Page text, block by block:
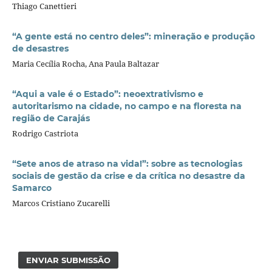
Thiago Canettieri
“A gente está no centro deles”: mineração e produção
de desastres
Maria Cecília Rocha, Ana Paula Baltazar
“Aqui a vale é o Estado”: neoextrativismo e
autoritarismo na cidade, no campo e na floresta na
região de Carajás
Rodrigo Castriota
“Sete anos de atraso na vida!”: sobre as tecnologias
sociais de gestão da crise e da crítica no desastre da
Samarco
Marcos Cristiano Zucarelli
ENVIAR SUBMISSÃO